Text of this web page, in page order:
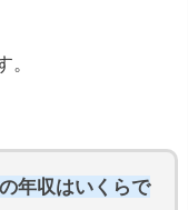
年収はいくらで